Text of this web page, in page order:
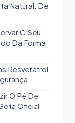
Natural: De
O Seu
Da Forma
Resveratrol
O Pé De
Oficial